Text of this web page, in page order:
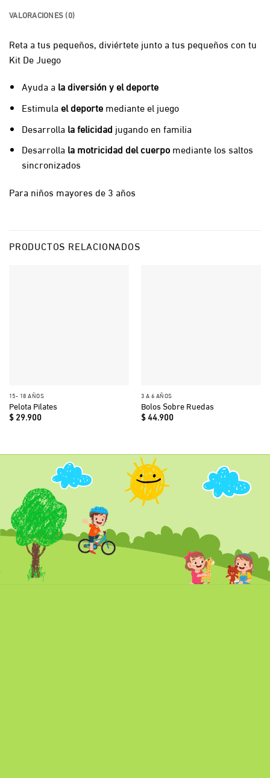
VALORACIONES (0)
Reta a tus pequeños, diviértete junto a tus pequeños con tu
Kit De Juego
Ayuda a la diversión y el deporte
Estimula el deportemediante el juego
Desarrolla la felicidad jugando en familia
Desarrolla la motricidad del cuerpo mediante los saltos
sincronizados
Para niños mayores de 3 años
PRODUCTOS RELACIONADOS
15- 18 AÑOS
Pelota Pilates
$29.900
3 A 6 AÑOS
Bolos Sobre Ruedas
$44.900